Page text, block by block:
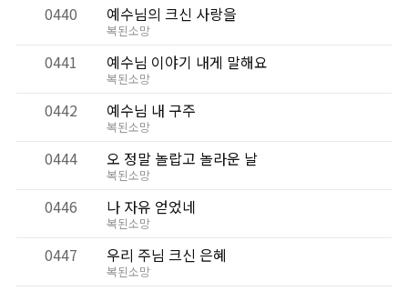
0440 예수님의 크신 사랑을
복된소망
0441 예수님 이야기 내게 말해요
복된소망
0442 예수님 내 구주
복된소망
0444 오 정말 놀랍고 놀라운 날
복된소망
0446 나 자유 얻었네
복된소망
0447 우리 주님 크신 은혜
복된소망